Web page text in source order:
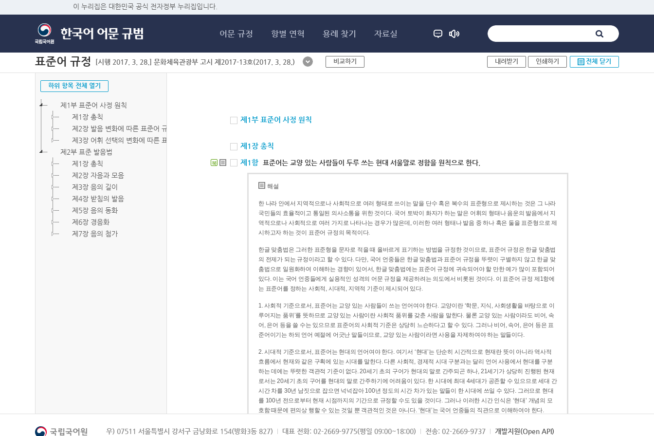
이 누리집은 대한민국 공식 전자정부 누리집입니다.
어문 규정 항별 연혁 용례 찾기 자료실
표준어 규정 [시행 2017. 3. 28.] 문화체육관광부 고시 제2017-13호(2017. 3. 28.) 비교하기 내려받기 인쇄하기 전체 닫기
하위 항목 전체 열기
제1부 표준어 사정 원칙
제1장 총칙
제2장 발음 변화에 따른 표준어 규정
제3장 어휘 선택의 변화에 따른 표준어 규정
제2부 표준 발음법
제1장 총칙
제2장 자음과 모음
제3장 음의 길이
제4장 받침의 발음
제5장 음의 동화
제6장 경음화
제7장 음의 첨가
제1부 표준어 사정 원칙
제1장 총칙
북 제1항 표준어는 교양 있는 사람들이 두루 쓰는 현대 서울말로 정함을 원칙으로 한다.
해설
한 나라 안에서 지역적으로나 사회적으로 여러 형태로 쓰이는 말을 단수 혹은 복수의 표준형으로 제시하는 것은 그 나라
국민들의 효율적이고 통일된 의사소통을 위한 것이다. 국어 토박이 화자가 하는 말은 어휘의 형태나 음운의 발음에서 지
역적으로나 사회적으로 여러 가지로 나타나는 경우가 많은데, 이러한 여러 형태나 발음 중 하나 혹은 둘을 표준형으로 제
시하고자 하는 것이 표준어 규정의 목적이다.
한글 맞춤법은 그러한 표준형을 문자로 적을 때 올바르게 표기하는 방법을 규정한 것이므로, 표준어 규정은 한글 맞춤법
의 전제가 되는 규정이라고 할 수 있다. 다만, 국어 언중들은 한글 맞춤법과 표준어 규정을 뚜렷이 구별하지 않고 한글 맞
춤법으로 일원화하여 이해하는 경향이 있어서, 한글 맞춤법에는 표준어 규정에 귀속되어야 할 만한 예가 많이 포함되어
있다. 이는 국어 언중들에게 실용적인 성격의 어문 규정을 제공하려는 의도에서 비롯된 것이다. 이 표준어 규정 제1항에
는 표준어를 정하는 사회적, 시대적, 지역적 기준이 제시되어 있다.
1. 사회적 기준으로서, 표준어는 교양 있는 사람들이 쓰는 언어여야 한다. 교양이란 ‘학문, 지식, 사회생활을 바탕으로 이
루어지는 품위’를 뜻하므로 교양 있는 사람이란 사회적 품위를 갖춘 사람을 말한다. 물론 교양 있는 사람이라도 비어, 속
어, 은어 등을 쓸 수는 있으므로 표준어의 사회적 기준은 상당히 느슨하다고 할 수 있다. 그러나 비어, 속어, 은어 등은 표
준어이기는 하되 언어 예절에 어긋난 말들이므로, 교양 있는 사람이라면 사용을 자제하여야 하는 말들이다.
2. 시대적 기준으로서, 표준어는 현대의 언어여야 한다. 여기서 ‘현대’는 단순히 시간적으로 현재란 뜻이 아니라 역사적
흐름에서 현재와 같은 구획에 있는 시대를 말한다. 다른 사회적, 경제적 시대 구분과는 달리 언어 사용에서 현대를 구분
하는 데에는 뚜렷한 객관적 기준이 없다. 20세기 초의 구어가 현대의 말로 간주되곤 하나, 21세기가 상당히 진행된 현재
로서는 20세기 초의 구어를 현대의 말로 간주하기에 어려움이 있다. 한 시대에 최대 4세대가 공존할 수 있으므로 세대 간
시간 차를 30년 남짓으로 잡으면 넉넉잡아 100년 정도의 시간 차가 있는 말들이 한 시대에 쓰일 수 있다. 그러므로 현대
를 100년 전으로부터 현재 시점까지의 기간으로 규정할 수도 있을 것이다. 그러나 이러한 시간 인식은 ‘현대’ 개념의 모
호함 때문에 편의상 행할 수 있는 것일 뿐 객관적인 것은 아니다. ‘현대’는 국어 언중들의 직관으로 이해하여야 한다.
3. 지역적 기준으로서, 표준어는 서울말이어야 한다. 이는 표준어의 공용어적 성격을 가장 크게 드러내 주는 기준이다.
우) 07511 서울특별시 강서구 금낭화로 154(방화3동 827) 대표 전화: 02-2669-9775(평일 09:00~18:00) 전송: 02-2669-9737 개발지원(Open API)